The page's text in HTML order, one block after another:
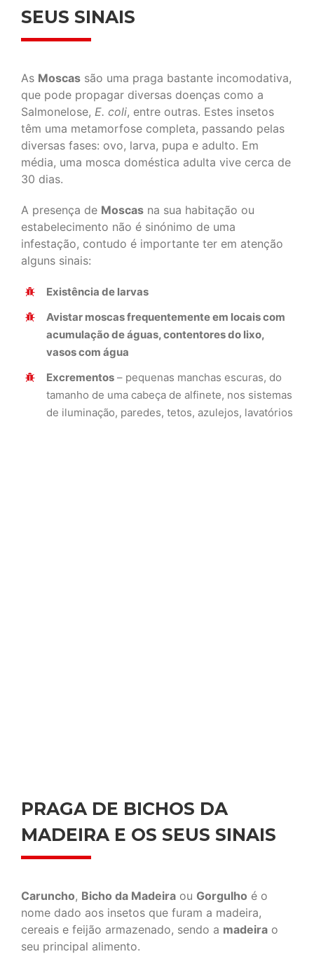
SEUS SINAIS
As Moscas são uma praga bastante incomodativa,
que pode propagar diversas doenças como a
Salmonelose, E. coli, entre outras. Estes insetos
têm uma metamorfose completa, passando pelas
diversas fases: ovo, larva, pupa e adulto. Em
média, uma mosca doméstica adulta vive cerca de
30 dias.
A presença de Moscas na sua habitação ou
estabelecimento não é sinónimo de uma
infestação, contudo é importante ter em atenção
alguns sinais:
Existência de larvas
Avistar moscas frequentemente em locais com
acumulação de águas, contentores do lixo,
vasos com água
Excrementos – pequenas manchas escuras, do
tamanho de uma cabeça de alfinete, nos sistemas
de iluminação, paredes, tetos, azulejos, lavatórios
PRAGA DE BICHOS DA
MADEIRA E OS SEUS SINAIS
Caruncho, Bicho da Madeira ou Gorgulho é o
nome dado aos insetos que furam a madeira,
cereais e feijão armazenado, sendo a madeira o
seu principal alimento.